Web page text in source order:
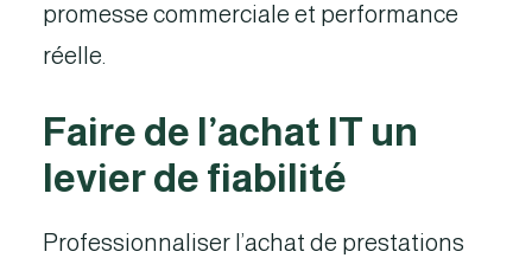
promesse commerciale et performance
réelle.
Faire de l’achat IT un
levier de fiabilité
Professionnaliser l’achat de prestations